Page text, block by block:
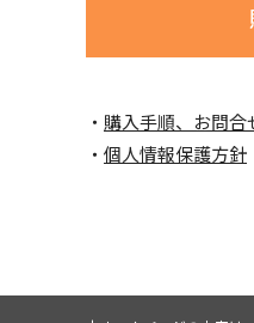
購入手順、お問合
個人情報保護方針